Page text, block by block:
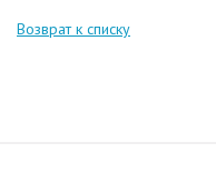
Возврат к списку